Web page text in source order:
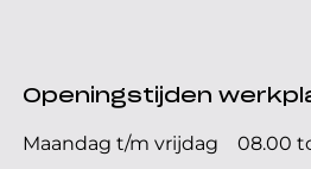
Openingstijden
Maandag t/m vrijdag
08.00